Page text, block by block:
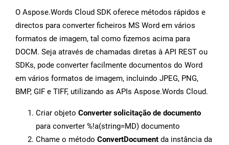
O Aspose.Words Cloud SDK oferece métodos rápidos e
directos para converter ficheiros MS Word em vários
formatos de imagem, tal como fizemos acima para
DOCM. Seja através de chamadas diretas à API REST ou
SDKs, pode converter facilmente documentos do Word
em vários formatos de imagem, incluindo JPEG, PNG,
BMP, GIF e TIFF, utilizando as APIs Aspose.Words Cloud.
Criar objeto Converter solicitação de documento
para converter %!a(string=MD) documento
Chame o método ConvertDocument da instância da